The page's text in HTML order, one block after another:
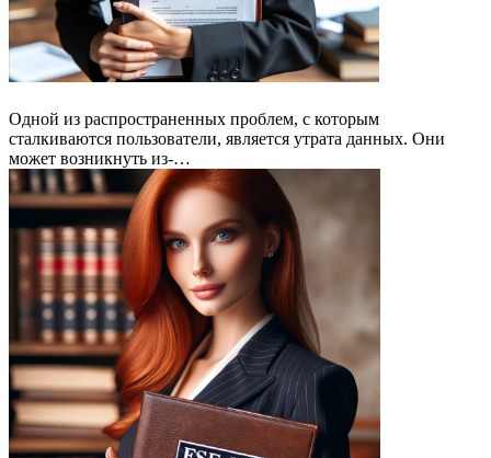
Одной из распространенных проблем, с которым
сталкиваются пользователи, является утрата данных. Они
может возникнуть из-…